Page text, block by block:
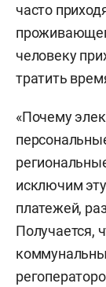
часто
человеку
тратить
«Почему
исключим
платежей,
Получается,